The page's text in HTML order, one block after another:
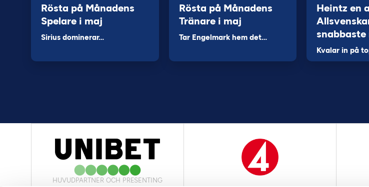
Rösta på Månadens
Spelare i maj
Sirius dominerar…
Rösta på Månadens
Tränare i maj
Tar Engelmark hem det…
Heintz en
Kvalar in på
HUVUDPARTNER OCH PRESENTING